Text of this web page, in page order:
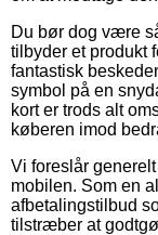
Du bør dog være
tilbyder et produkt
fantastisk
symbol på en
kort er trods alt
køberen imod
Vi foreslår
mobilen. Som en
afbetalingstilbud
tilstræber at